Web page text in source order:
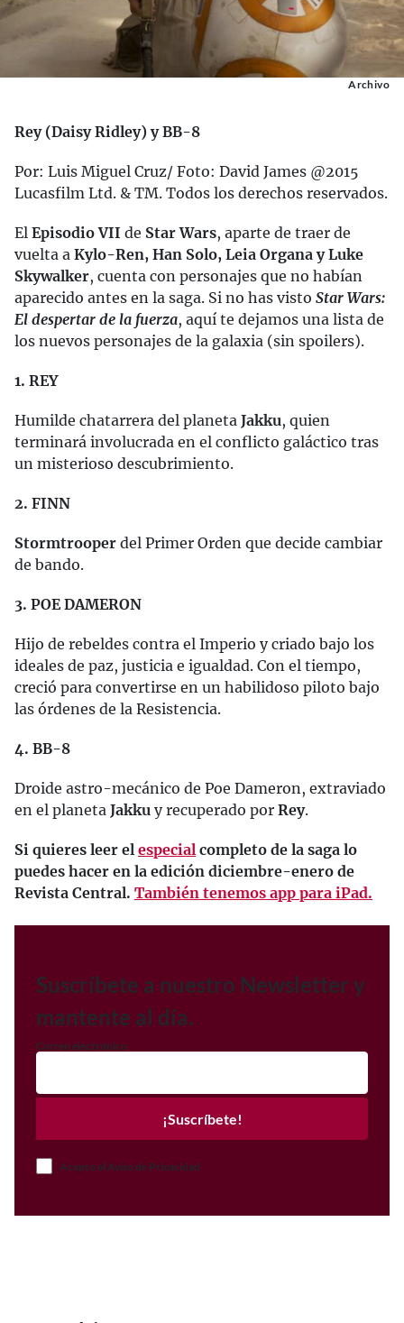
Archivo
Rey (Daisy Ridley) y BB-8
Por: Luis Miguel Cruz/ Foto: David James @2015
Lucasfilm Ltd. & TM. Todos los derechos reservados.
El Episodio VII de Star Wars, aparte de traer de
vuelta a Kylo-Ren, Han Solo, Leia Organa y Luke
Skywalker, cuenta con personajes que no habían
aparecido antes en la saga. Si no has visto Star Wars:
El despertar de la fuerza, aquí te dejamos una lista de
los nuevos personajes de la galaxia (sin spoilers).
1. REY
Humilde chatarrera del planeta Jakku, quien
terminará involucrada en el conflicto galáctico tras
un misterioso descubrimiento.
2. FINN
Stormtrooper del Primer Orden que decide cambiar
de bando.
3. POE DAMERON
Hijo de rebeldes contra el Imperio y criado bajo los
ideales de paz, justicia e igualdad. Con el tiempo,
creció para convertirse en un habilidoso piloto bajo
las órdenes de la Resistencia.
4. BB-8
Droide astro-mecánico de Poe Dameron, extraviado
en el planeta Jakku y recuperado por Rey.
Si quieres leer el especial completo de la saga lo
puedes hacer en la edición diciembre-enero de
Revista Central. También tenemos app para iPad.
Suscríbete a nuestro Newsletter y
mantente al día.
Correo electrónico
¡Suscríbete!
Acepto el Aviso de Privacidad